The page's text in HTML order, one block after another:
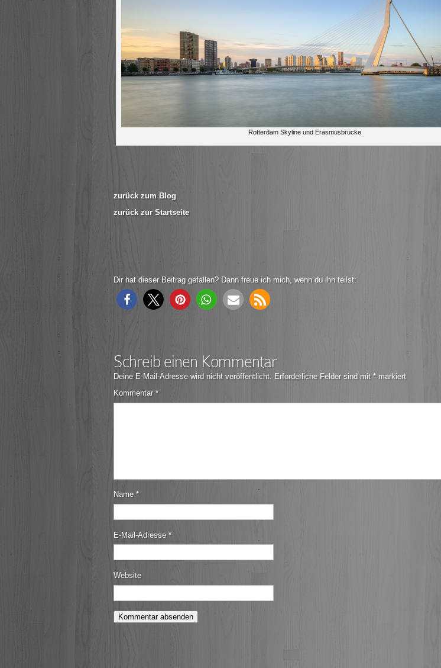
Rotterdam Skyline und Erasmusbrücke
zurück zum Blog
zurück zur Startseite
Dir hat dieser Beitrag gefallen? Dann freue ich mich, wenn du ihn teilst:
Schreib einen Kommentar
Deine E-Mail-Adresse wird nicht veröffentlicht. Erforderliche Felder sind mit * markiert
Kommentar *
Name *
E-Mail-Adresse *
Website